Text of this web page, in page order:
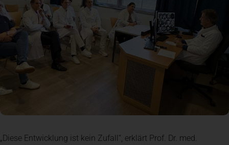
„Diese Entwicklung ist kein Zufall“, erklärt Prof. Dr. med.